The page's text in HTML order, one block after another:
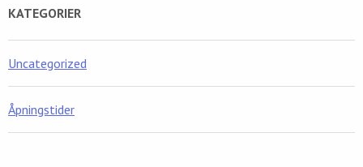
KATEGORIER
Uncategorized
Åpningstider